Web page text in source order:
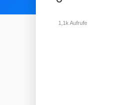
1,1k Aufrufe